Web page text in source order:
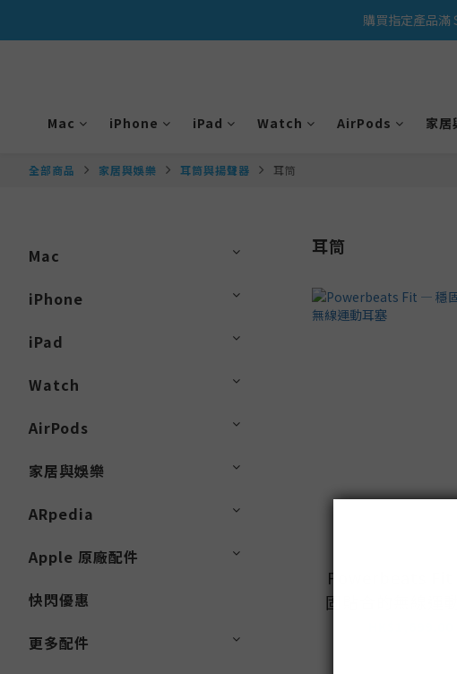
購買指定產品滿
Mac iPhone iPad Watch AirPods 家居
全部商品 家居與娛樂 耳筒與揚聲器 耳筒
Mac
iPhone
iPad
Watch
AirPods
家居與娛樂
ARpedia
Apple 原廠配件
快閃優惠
更多配件
耳筒
Powerbeats Fit
固貼合的無線運動